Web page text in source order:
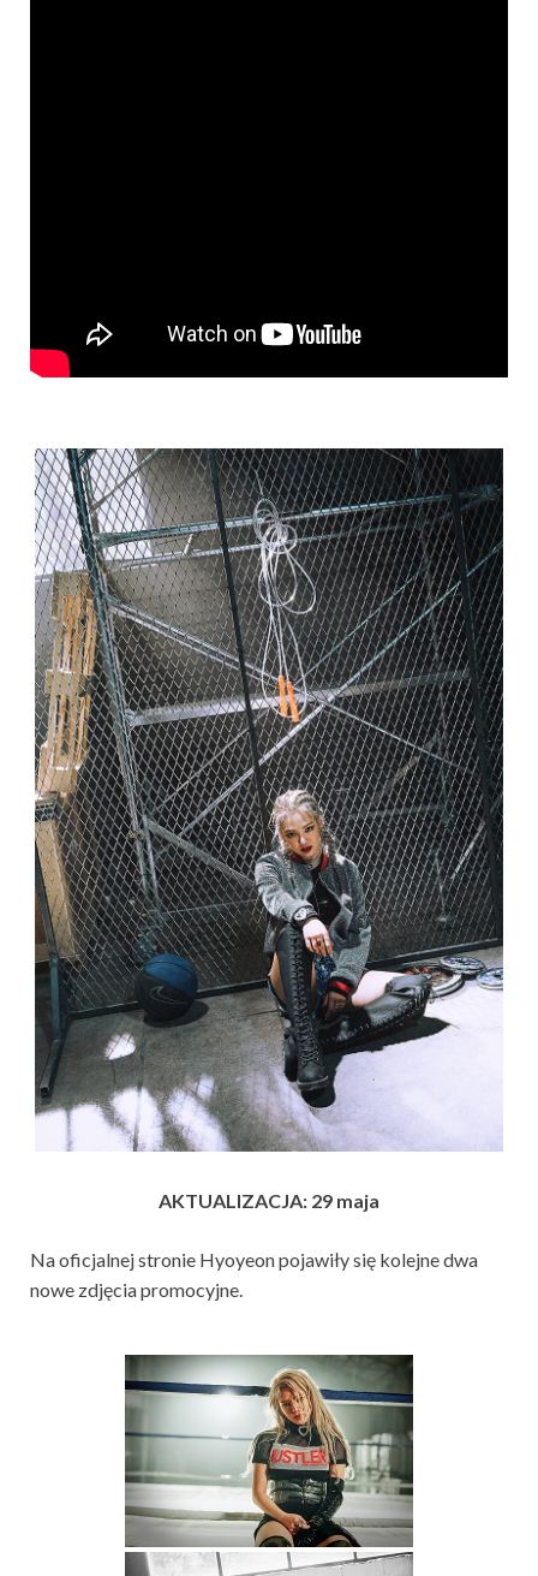
AKTUALIZACJA: 29 maja
Na oficjalnej stronie Hyoyeon pojawiły się kolejne dwa
nowe zdjęcia promocyjne.